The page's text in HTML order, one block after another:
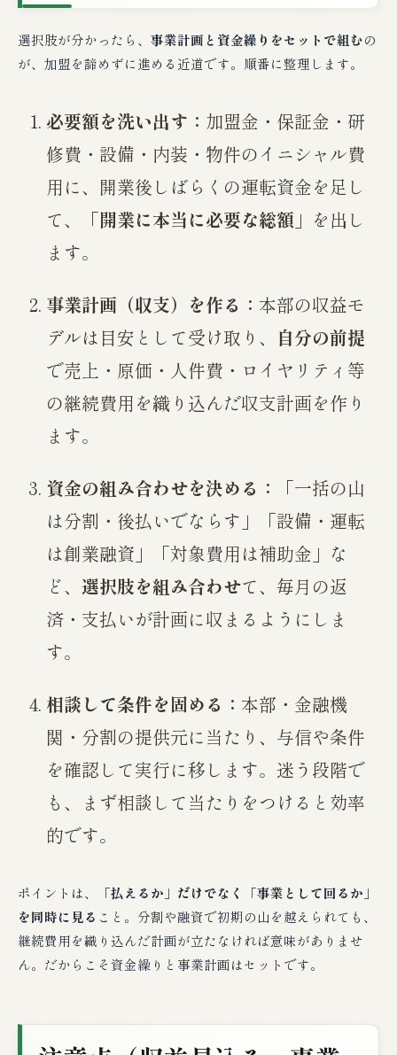
選択肢が分かったら、 事業計画と資金繰りをセットで組むの
が、加盟を諦めずに進める近道です。順番に整理します。
必要額を洗い出す： 加盟金・保証金・研
修費・設備・内装・物件のイニシャル費
用に、開業後しばらくの運転資金を足し
て、
「開業に本当に必要な総額」 を出し
ます。
事業計画（収支）を作る： 本部の収益モ
デルは目安として受け取り、
自分の前提
で売上・原価・人件費・ロイヤリティ等
の継続費用を織り込んだ収支計画を作り
ます。
資金の組み合わせを決める：
「一括の山
は分割・後払いでならす」「設備・運転
は創業融資」「対象費用は補助金」な
ど、 選択肢を組み合わせて、毎月の返
済・支払いが計画に収まるようにしま
す。
相談して条件を固める： 本部・金融機
関・分割の提供元に当たり、与信や条件
を確認して実行に移します。迷う段階で
も、まず相談して当たりをつけると効率
的です。
ポイントは、
「払えるか」だけでなく「事業として回るか」
を同時に見る こと。分割や融資で初期の山を越えられても、
継続費用を織り込んだ計画が立たなければ意味がありませ
ん。だからこそ資金繰りと事業計画はセットです。